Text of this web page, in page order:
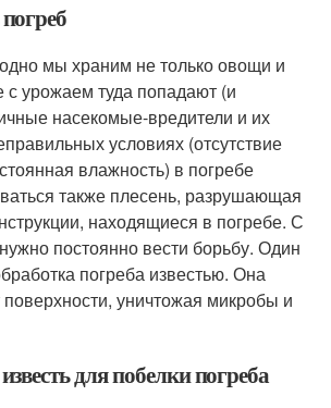
мы храним не только овощи и
урожаем туда попадают (и
насекомые-вредители и их
условиях (отсутствие
влажность) в погребе
также плесень, разрушающая
находящиеся в погребе. С
постоянно вести борьбу. Один
погреба известью. Она
уничтожая микробы и
для побелки погреба